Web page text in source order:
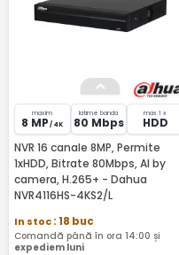
maxim
8 MP / 4K
latime banda
80 Mbps
max 1 x
HDD
NVR 16 canale 8MP, Permite
1xHDD, Bitrate 80Mbps, AI by
camera, H.265+ - Dahua
NVR4116HS-4KS2/L
In stoc: 18 buc
Comandă până în ora 14:00 și
expediem luni